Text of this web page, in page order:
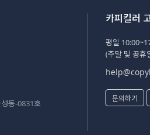
동-0831호
카피킬러
평일
(주말 및 공휴
문의하기